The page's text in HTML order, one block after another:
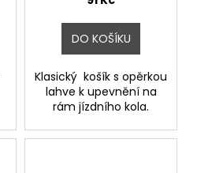
DO KOŠÍKU
Klasický košík s opěrkou
lahve k upevnění na
rám jízdního kola.